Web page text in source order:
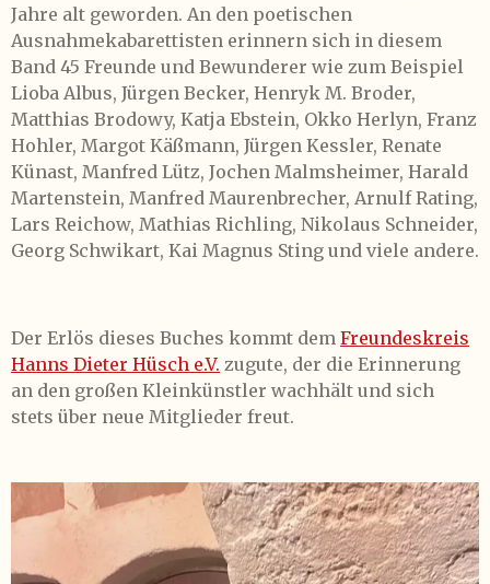
Jahre alt geworden. An den poetischen
Ausnahmekabarettisten erinnern sich in diesem
Band 45 Freunde und Bewunderer wie zum Beispiel
Lioba Albus, Jürgen Becker, Henryk M. Broder,
Matthias Brodowy, Katja Ebstein, Okko Herlyn, Franz
Hohler, Margot Käßmann, Jürgen Kessler, Renate
Künast, Manfred Lütz, Jochen Malmsheimer, Harald
Martenstein, Manfred Maurenbrecher, Arnulf Rating,
Lars Reichow, Mathias Richling, Nikolaus Schneider,
Georg Schwikart, Kai Magnus Sting und viele andere.
Der Erlös dieses Buches kommt dem Freundeskreis
Hanns Dieter Hüsch e.V. zugute, der die Erinnerung
an den großen Kleinkünstler wachhält und sich
stets über neue Mitglieder freut.